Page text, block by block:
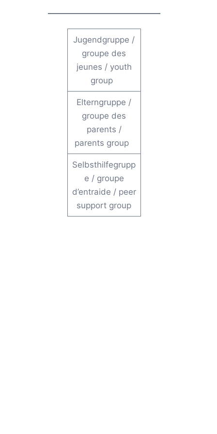
Jugendgruppe /
groupe des
jeunes / youth
group
Elterngruppe /
groupe des
parents /
parents group
Selbsthilfegrupp
e / groupe
d’entraide / peer
support group